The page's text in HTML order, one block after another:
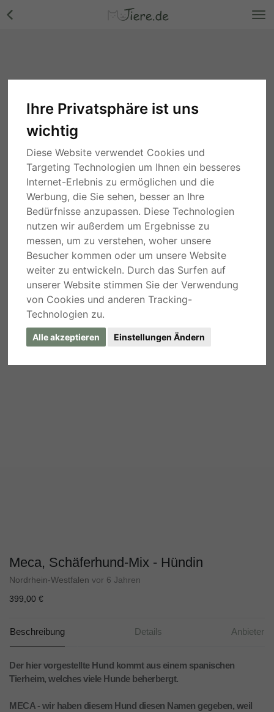
Ihre Privatsphäre ist uns
wichtig
Diese Website verwendet Cookies und
Targeting Technologien um Ihnen ein besseres
Internet-Erlebnis zu ermöglichen und die
Werbung, die Sie sehen, besser an Ihre
Bedürfnisse anzupassen. Diese Technologien
nutzen wir außerdem um Ergebnisse zu
messen, um zu verstehen, woher unsere
Besucher kommen oder um unsere Website
weiter zu entwickeln. Durch das Surfen auf
unserer Website stimmen Sie der Verwendung
von Cookies und anderen Tracking-
Technologien zu.
Alle akzeptieren Einstellungen Ändern
Meca, Schäferhund-Mix - Hündin
Nordrhein-Westfalen vor 6 Jahren
399,00 €
Beschreibung Details Anbieter
Der hier vorgestellte Hund kommt aus einem spanischen
Tierheim, welches viele Hunde beherbergt.
MECA - wir haben diesem Hund diesen Namen gegeben, weil